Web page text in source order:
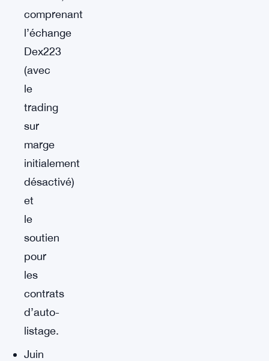
comprenant
l’échange
Dex223
(avec
le
trading
sur
marge
initialement
désactivé)
et
le
soutien
pour
les
contrats
d’auto-
listage.
Juin